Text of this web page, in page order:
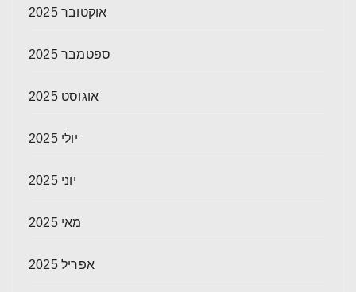
אוקטובר 2025
ספטמבר 2025
אוגוסט 2025
יולי 2025
יוני 2025
מאי 2025
אפריל 2025